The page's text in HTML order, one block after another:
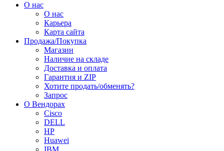
О нас
О нас
Карьера
Карта сайта
Продажа/Покупка
Магазин
Наличие на складе
Доставка и оплата
Гарантия и ZIP
Хотите продать/обменять?
Запрос
О Вендорах
Cisco
DELL
HP
Huawei
IBM